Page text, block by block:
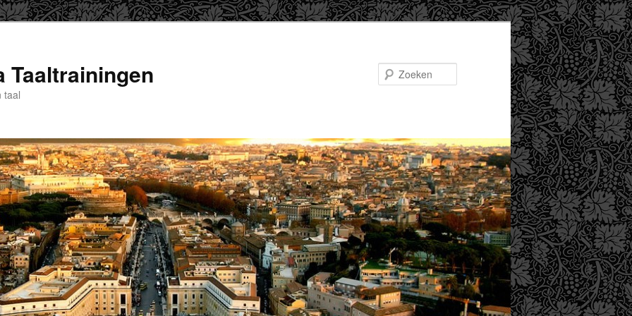
Taaltrainingen
taal